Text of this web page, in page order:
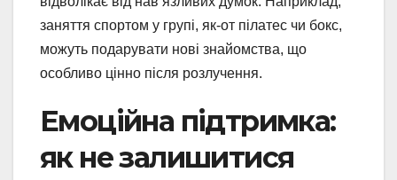
заняття спортом у групі, як-от пілатес чи бокс,
можуть подарувати нові знайомства, що
особливо цінно після розлучення.
Емоційна підтримка:
як не залишитися